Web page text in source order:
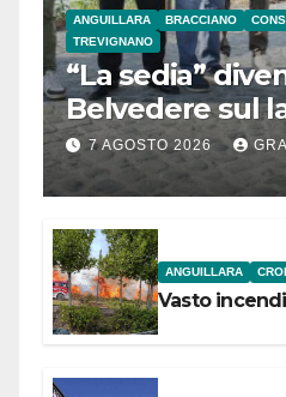
ANGUILLARA BRACCIANO
TREVIGNANO
“La sedia”
Belvedere sul
Bracciano: ieri
l’inaugurazione
7 AGOSTO 2026
ANGUILLARA
Vasto